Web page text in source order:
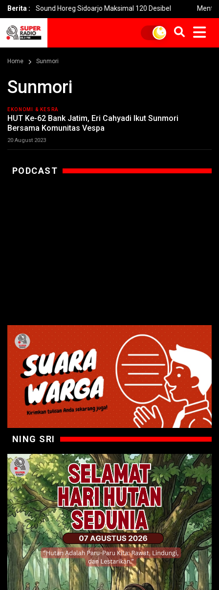
Berita :
Sound Horeg Sidoarjo Maksimal 120 Desibel Menteri
Home Sunmori
Sunmori
EKONOMI & KESRA
HUT Ke-62 Bank Jatim, Eri Cahyadi Ikut Sunmori
Bersama Komunitas Vespa
20 August 2023
PODCAST
NING SRI